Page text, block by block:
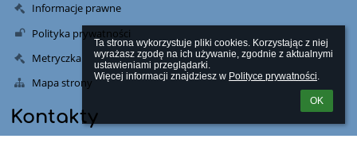
Ta strona wykorzystuje pliki cookies. Korzystając z niej
wyrażasz zgodę na ich używanie, zgodnie z aktualnymi
ustawieniami przeglądarki.
Więcej informacji znajdziesz w Polityce prywatności.
OK
Informacje prawne
Polityka prywatności
Metryczka
Mapa strony
Kontakty